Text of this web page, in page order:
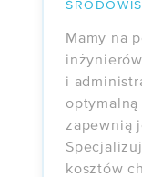
Mamy na
i
zapewnią
kosztów